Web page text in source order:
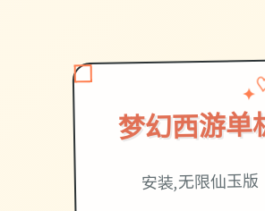
梦幻西游单
✦
安装,无限仙玉版